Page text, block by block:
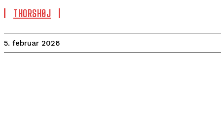
THORSHØJ
5. februar 2026